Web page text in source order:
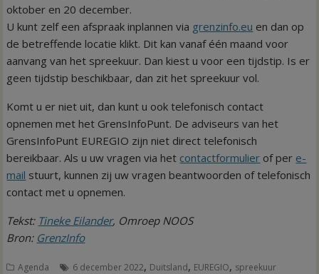
oktober en 20 december.
U kunt zelf een afspraak inplannen via grenzinfo.eu en dan op
de betreffende locatie klikt. Dit kan vanaf één maand voor
aanvang van het spreekuur. Dan kiest u voor een tijdstip. Is er
geen tijdstip beschikbaar, dan zit het spreekuur vol.
Komt u er niet uit, dan kunt u ook telefonisch contact
opnemen met het GrensInfoPunt. De adviseurs van het
GrensInfoPunt EUREGIO zijn niet direct telefonisch
bereikbaar. Als u uw vragen via het contactformulier of per e-
mail stuurt, kunnen zij uw vragen beantwoorden of telefonisch
contact met u opnemen.
Tekst: Tineke Eilander, Omroep NOOS
Bron: GrenzInfo
Agenda 6 december 2022, Duitsland, EUREGIO, spreekuur